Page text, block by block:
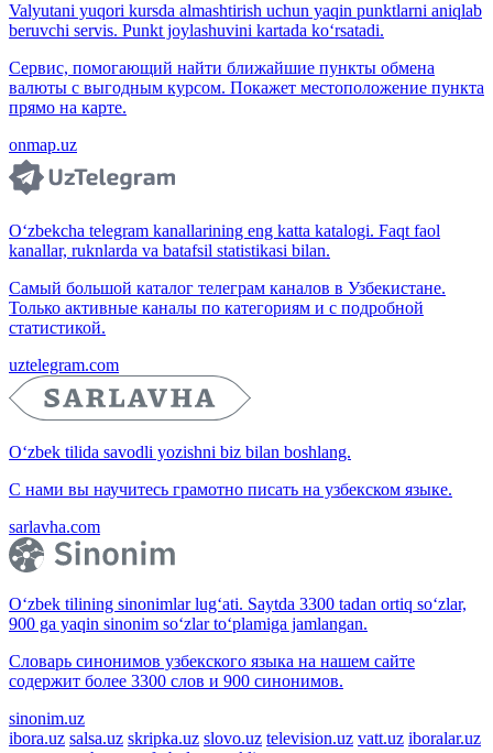
Valyutani yuqori kursda almashtirish uchun yaqin punktlarni aniqlab
beruvchi servis. Punkt joylashuvini kartada ko‘rsatadi.
Сервис, помогающий найти ближайшие пункты обмена
валюты с выгодным курсом. Покажет местоположение пункта
прямо на карте.
onmap.uz
O‘zbekcha telegram kanallarining eng katta katalogi. Faqt faol
kanallar, ruknlarda va batafsil statistikasi bilan.
Самый большой каталог телеграм каналов в Узбекистане.
Только активные каналы по категориям и с подробной
статистикой.
uztelegram.com
O‘zbek tilida savodli yozishni biz bilan boshlang.
С нами вы научитесь грамотно писать на узбекском языке.
sarlavha.com
O‘zbek tilining sinonimlar lug‘ati. Saytda 3300 tadan ortiq so‘zlar,
900 ga yaqin sinonim so‘zlar to‘plamiga jamlangan.
Словарь синонимов узбекского языка на нашем сайте
содержит более 3300 слов и 900 синонимов.
sinonim.uz
ibora.uz salsa.uz skripka.uz slovo.uz television.uz vatt.uz iboralar.uz